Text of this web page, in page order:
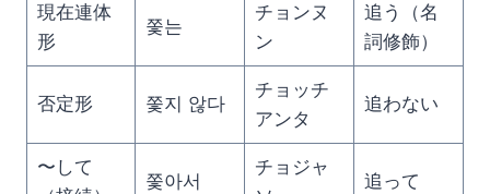
現在連体
形
쫓는
チョンヌ
ン
追う（名
詞修飾）
否定形 쫓지 않다
チョッチ
アンタ
追わない
〜して
쫓아서
チョジャ
追って